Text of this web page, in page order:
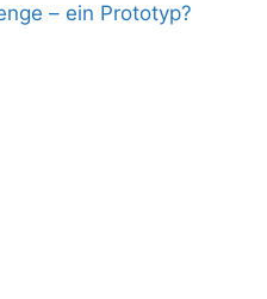
– ein Prototyp?